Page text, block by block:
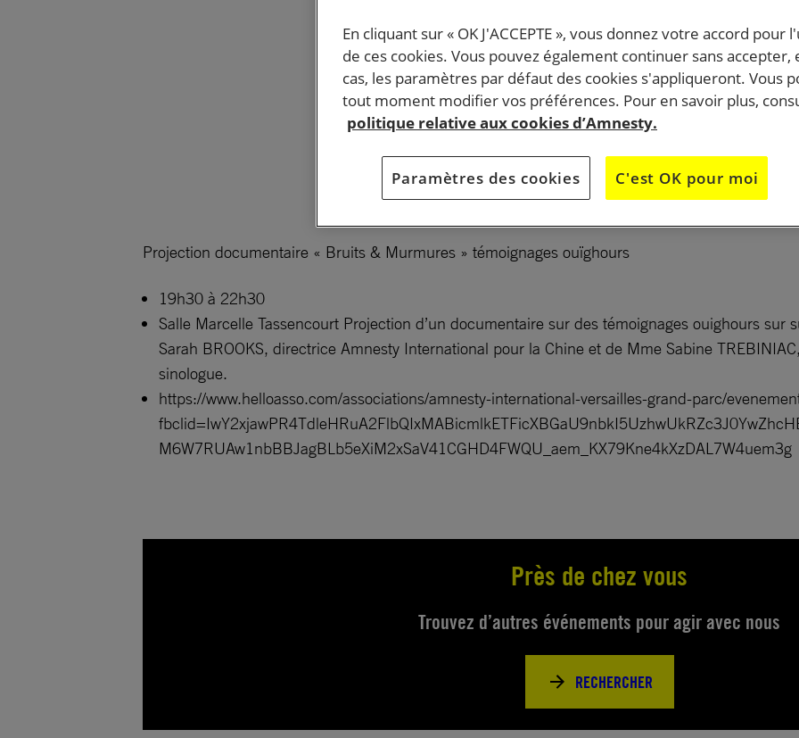
Projection documentaire « Bruits & Murmures » témoignages ouïghours
19h30 à 22h30
Salle Marcelle Tassencourt Projection d’un documentaire sur des témoignages ouighours sur
Sarah BROOKS, directrice Amnesty International pour la Chine et de Mme Sabine
sinologue.
https://www.helloasso.com/associations/amnesty-international-versailles-grand-parc/
M6W7RUAw1nbBBJagBLb5eXiM2xSaV41CGHD4FWQU_aem_KX79Kne4kXzDAL7W4uem3g
Près de chez vous
Trouvez d’autres événements pour agir avec nous
RECHERCHER
En cliquant sur « OK J'ACCEPTE », vous donnez votre accord pour
de ces cookies. Vous pouvez également continuer sans accepter,
cas, les paramètres par défaut des cookies s'appliqueront. Vous
tout moment modifier vos préférences. Pour en savoir plus,
politique relative aux cookies d’Amnesty.
Paramètres des cookies C'est OK pour moi